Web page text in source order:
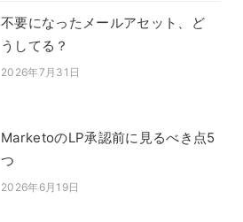
不要になったメールアセット、ど
うしてる？
投稿日
2026年7月31日
MarketoのLP承認前に見るべき点5
つ
投稿日
2026年6月19日